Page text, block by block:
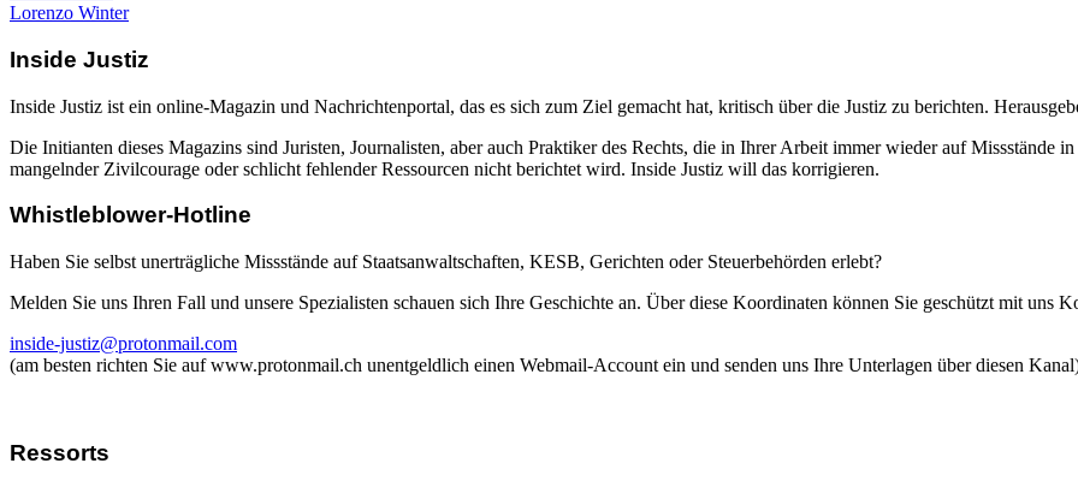
Lorenzo Winter
Inside Justiz
Inside Justiz ist ein online-Magazin und Nachrichtenportal, das es sich zum Ziel gemacht hat, kritisch über die Justiz zu berichten.
Die Initianten dieses Magazins sind Juristen, Journalisten, aber auch Praktiker des Rechts, die in Ihrer Arbeit immer wieder auf Missstände
mangelnder Zivilcourage oder schlicht fehlender Ressourcen nicht berichtet wird. Inside Justiz will das korrigieren.
Whistleblower-Hotline
Haben Sie selbst unerträgliche Missstände auf Staatsanwaltschaften, KESB, Gerichten oder Steuerbehörden erlebt?
Melden Sie uns Ihren Fall und unsere Spezialisten schauen sich Ihre Geschichte an. Über diese Koordinaten können Sie geschützt mit uns
inside-justiz@protonmail.com
(am besten richten Sie auf www.protonmail.ch unentgeldlich einen Webmail-Account ein und senden uns Ihre Unterlagen über diesen
Ressorts